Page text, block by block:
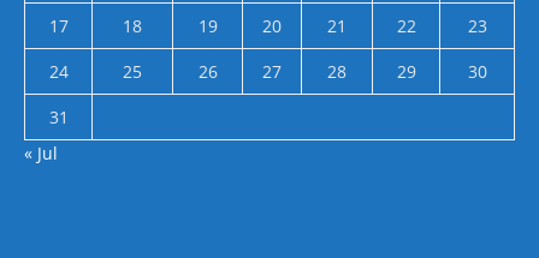
17
18 19 20 21 22
23
24
25 26 27 28 29
30
31
« Jul